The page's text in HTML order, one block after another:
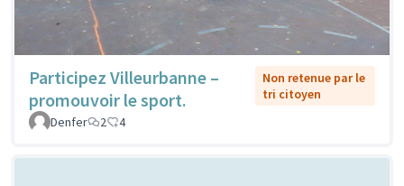
Participez Villeurbanne –
promouvoir le sport.
Non retenue par le
tri citoyen
Denfer
2 4